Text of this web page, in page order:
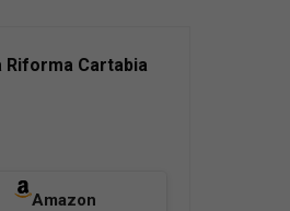
Cartabia
con
del
sorte con
introdotte
Amazon